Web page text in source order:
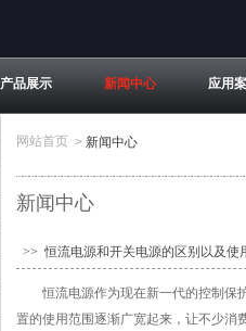
产品展示 新闻中心 应用
网站首页 > 新闻中心
新闻中心
>> 恒流电源和开关电源的区别以及使
恒流电源作为现在新一代的控制保
置的使用范围逐渐广宽起来，让不少消